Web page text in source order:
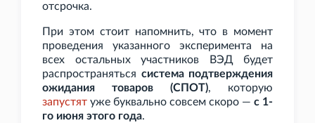
отсрочка.
При этом стоит напомнить, что в момент
проведения указанного эксперимента на
всех остальных участников ВЭД будет
распространяться система подтверждения
ожидания товаров (СПОТ), которую
запустят уже буквально совсем скоро — с 1-
го июня этого года.